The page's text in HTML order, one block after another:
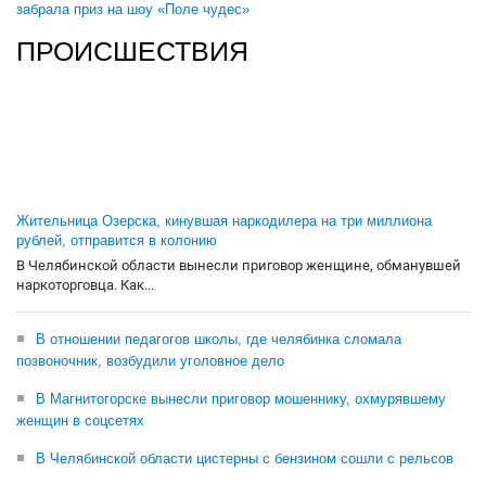
забрала приз на шоу «Поле чудес»
ПРОИСШЕСТВИЯ
Жительница Озерска, кинувшая наркодилера на три миллиона
рублей, отправится в колонию
В Челябинской области вынесли приговор женщине, обманувшей
наркоторговца. Как...
В отношении педагогов школы, где челябинка сломала
позвоночник, возбудили уголовное дело
В Магнитогорске вынесли приговор мошеннику, охмурявшему
женщин в соцсетях
В Челябинской области цистерны с бензином сошли с рельсов